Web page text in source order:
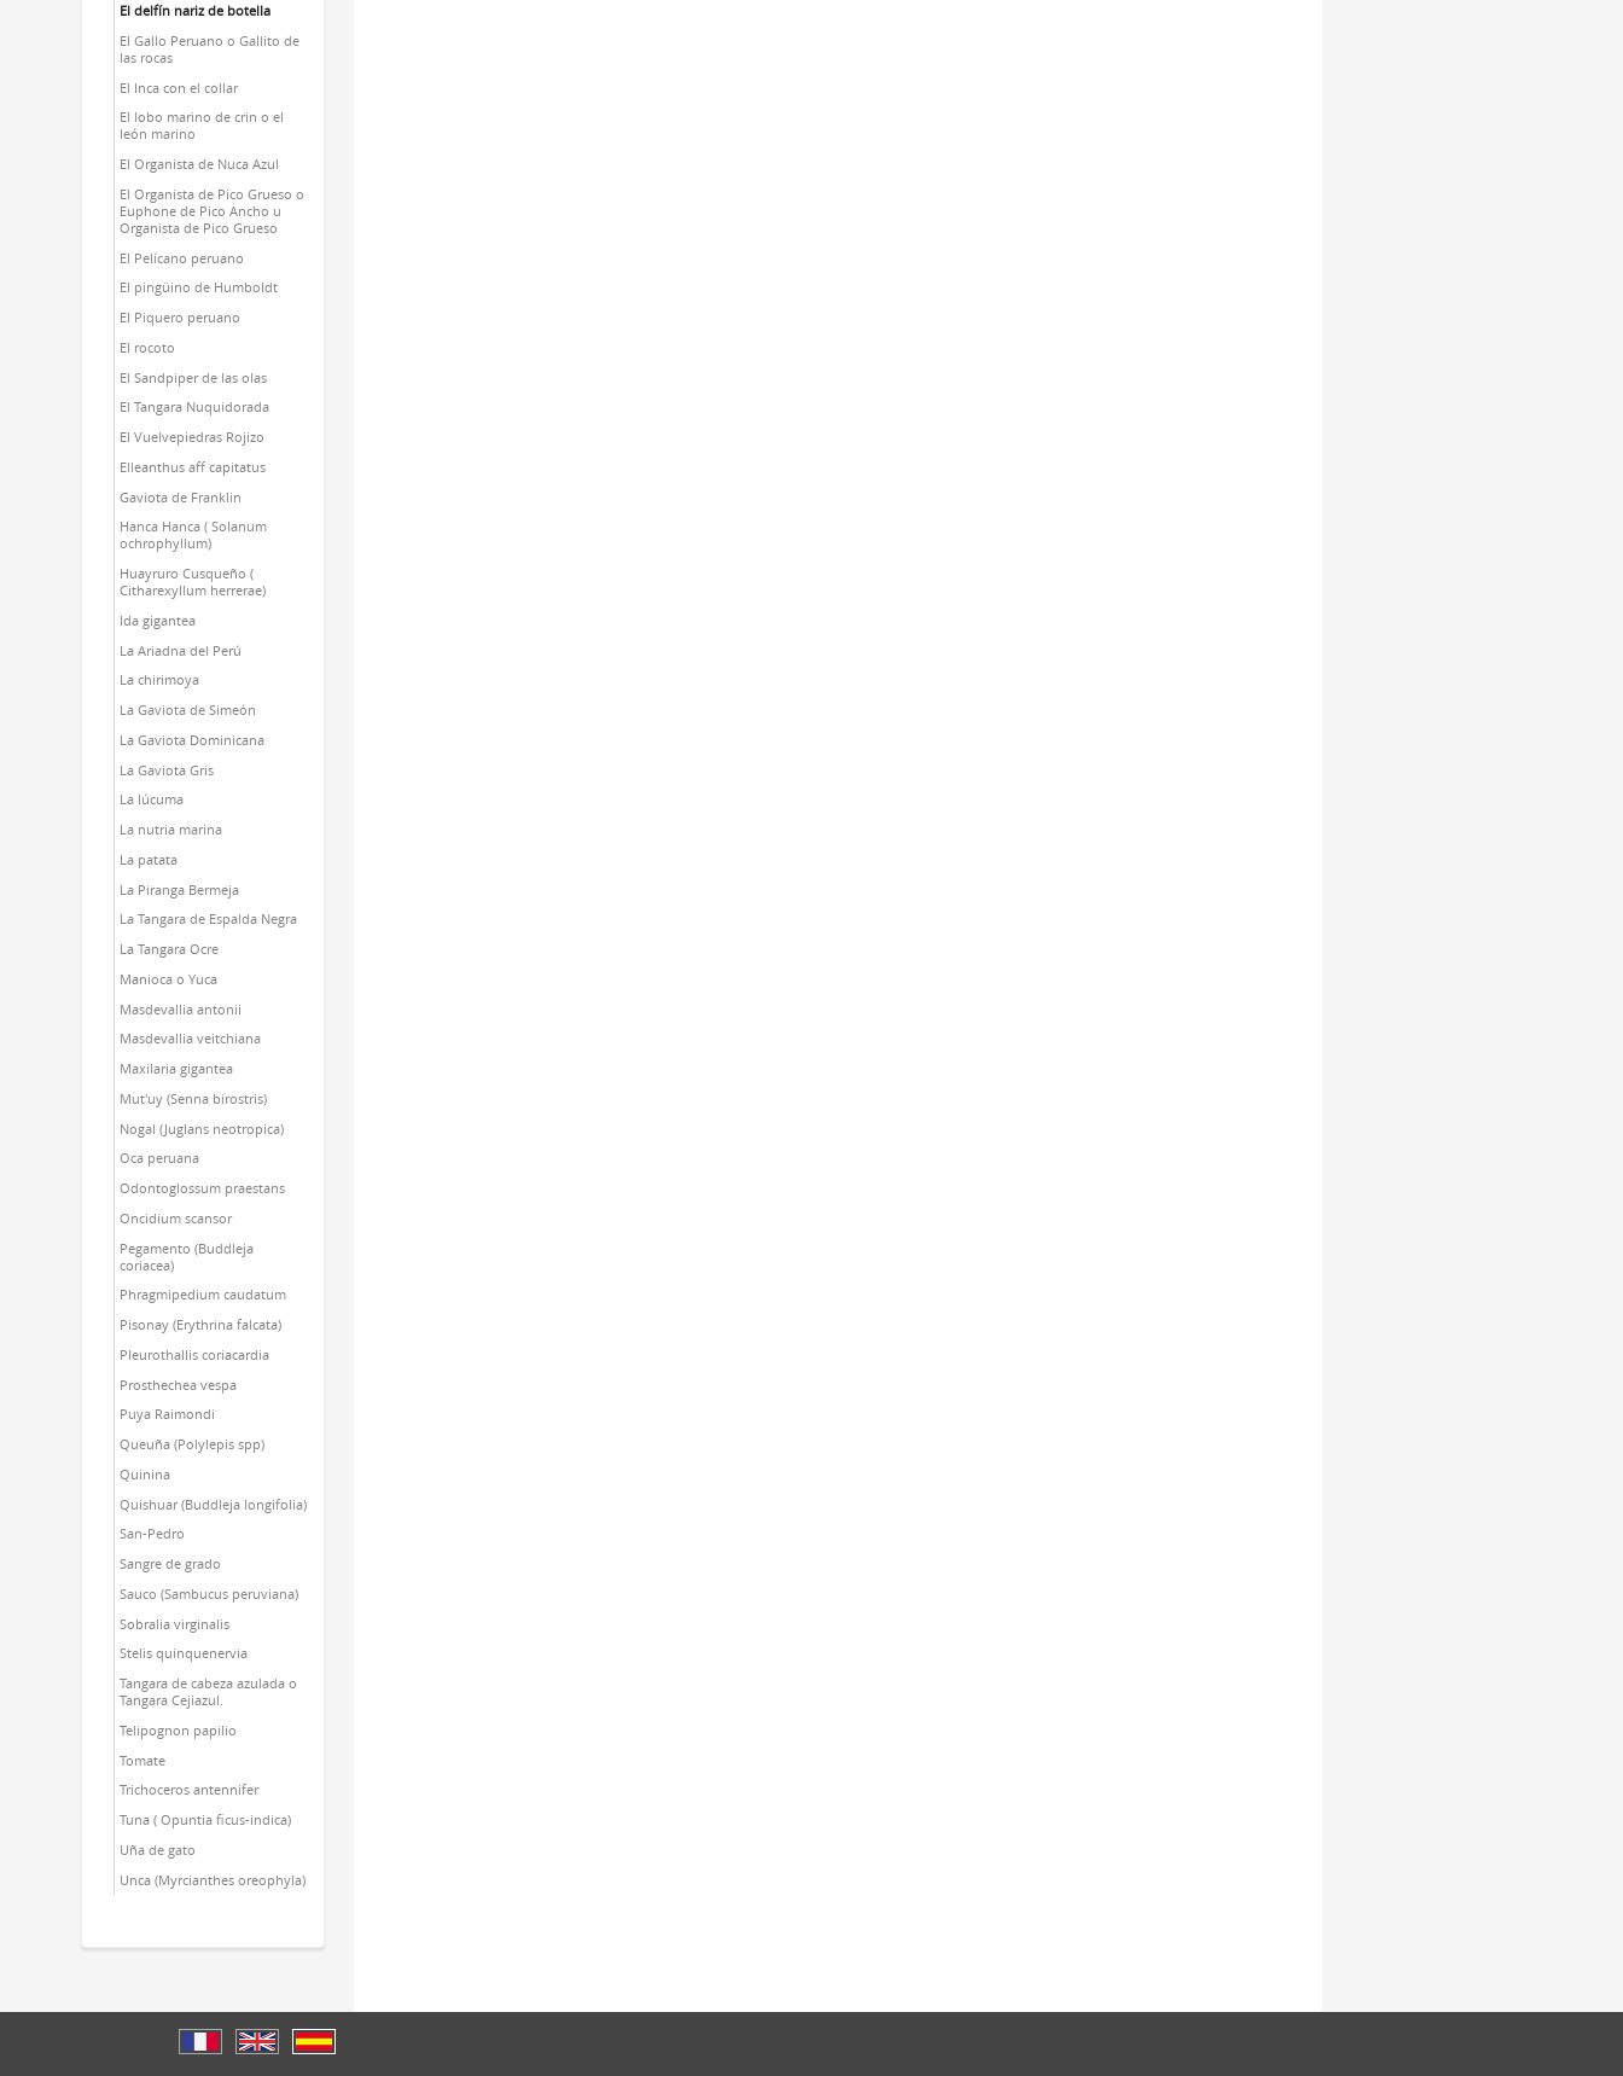
El delfín nariz de botella
El Gallo Peruano o Gallito de
las rocas
El Inca con el collar
El lobo marino de crin o el
león marino
El Organista de Nuca Azul
El Organista de Pico Grueso o
Euphone de Pico Ancho u
Organista de Pico Grueso
El Pelícano peruano
El pingüino de Humboldt
El Piquero peruano
El rocoto
El Sandpiper de las olas
El Tangara Nuquidorada
El Vuelvepiedras Rojizo
Elleanthus aff capitatus
Gaviota de Franklin
Hanca Hanca ( Solanum
ochrophyllum)
Huayruro Cusqueño (
Citharexyllum herrerae)
Ida gigantea
La Ariadna del Perú
La chirimoya
La Gaviota de Simeón
La Gaviota Dominicana
La Gaviota Gris
La lúcuma
La nutria marina
La patata
La Piranga Bermeja
La Tangara de Espalda Negra
La Tangara Ocre
Manioca o Yuca
Masdevallia antonii
Masdevallia veitchiana
Maxilaria gigantea
Mut'uy (Senna birostris)
Nogal (Juglans neotropica)
Oca peruana
Odontoglossum praestans
Oncidium scansor
Pegamento (Buddleja
coriacea)
Phragmipedium caudatum
Pisonay (Erythrina falcata)
Pleurothallis coriacardia
Prosthechea vespa
Puya Raimondi
Queuña (Polylepis spp)
Quinina
Quishuar (Buddleja longifolia)
San-Pedro
Sangre de grado
Sauco (Sambucus peruviana)
Sobralia virginalis
Stelis quinquenervia
Tangara de cabeza azulada o
Tangara Cejiazul.
Telipognon papilio
Tomate
Trichoceros antennifer
Tuna ( Opuntia ficus-indica)
Uña de gato
Unca (Myrcianthes oreophyla)